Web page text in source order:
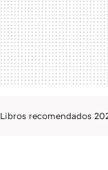
Libros recomendados